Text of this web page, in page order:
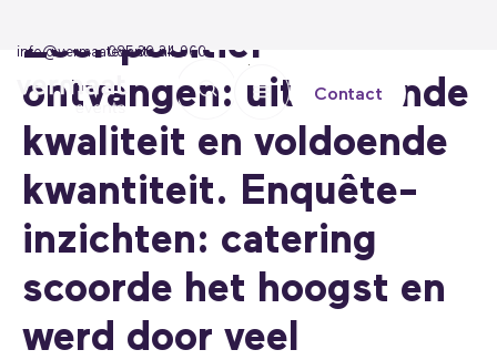
info@vermaatevents.nl
085 30 34 960
Contact
Zeer positief
ontvangen: uitstekende
kwaliteit en voldoende
kwantiteit. Enquête-
inzichten: catering
scoorde het hoogst en
werd door veel